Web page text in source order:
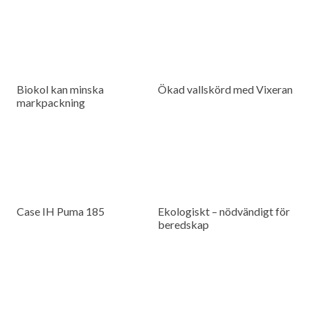
Biokol kan minska
markpackning
Ökad vallskörd med Vixeran
Case IH Puma 185
Ekologiskt – nödvändigt för
beredskap